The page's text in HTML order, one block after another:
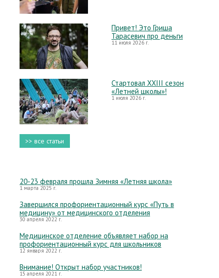
Привет! Это Гриша
Тарасевич про деньги
11 июля 2026 г.
Стартовал XXIII сезон
«Летней школы»!
1 июля 2026 г.
>> все статьи
20-23 февраля прошла Зимняя «Летняя школа»
1 марта 2025 г.
Завершился профориентационный курс «Путь в
медицину» от медицинского отделения
30 апреля 2022 г.
Медицинское отделение объявляет набор на
профориентационный курс для школьников
12 января 2022 г.
Внимание! Открыт набор участников!
15 апреля 2021 г.